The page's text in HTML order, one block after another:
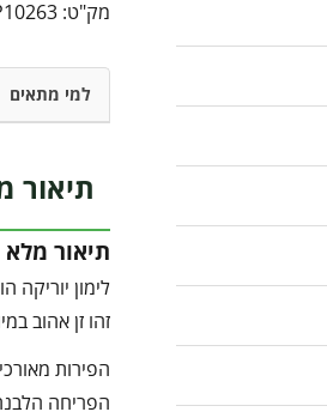
מק"ט:
למי מתאים
תיאור
תיאור מלא
לימון יוריקה
זהו זן אהוב
הפירות
הפריחה